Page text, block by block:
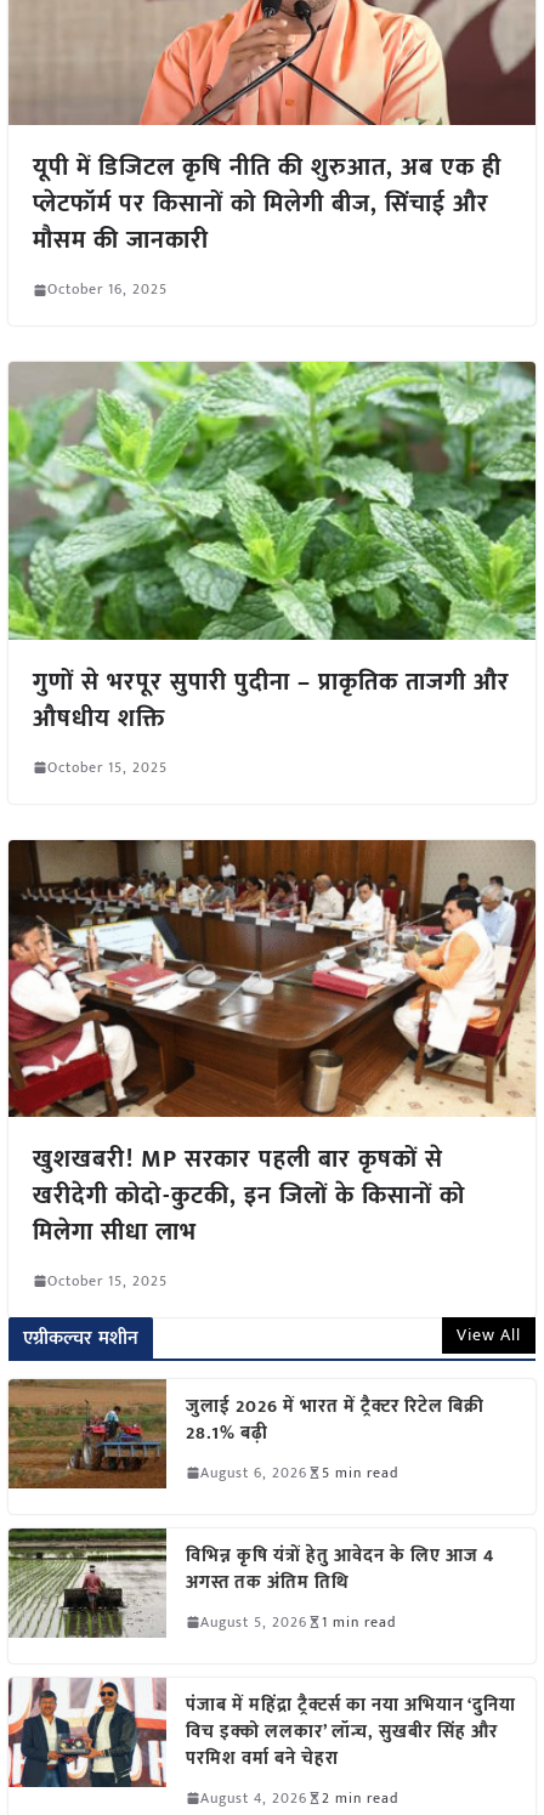
यूपी में डिजिटल कृषि नीति की शुरुआत, अब एक ही
प्लेटफॉर्म पर किसानों को मिलेगी बीज, सिंचाई और
मौसम की जानकारी
October 16, 2025
गुणों से भरपूर सुपारी पुदीना – प्राकृतिक ताजगी और
औषधीय शक्ति
October 15, 2025
खुशखबरी! MP सरकार पहली बार कृषकों से
खरीदेगी कोदो-कुटकी, इन जिलों के किसानों को
मिलेगा सीधा लाभ
October 15, 2025
एग्रीकल्चर मशीन View All
जुलाई 2026 में भारत में ट्रैक्टर रिटेल बिक्री
28.1% बढ़ी
August 6, 2026 5 min read
विभिन्न कृषि यंत्रों हेतु आवेदन के लिए आज 4
अगस्त तक अंतिम तिथि
August 5, 2026 1 min read
पंजाब में महिंद्रा ट्रैक्टर्स का नया अभियान ‘दुनिया
विच इक्को ललकार’ लॉन्च, सुखबीर सिंह और
परमिश वर्मा बने चेहरा
August 4, 2026 2 min read